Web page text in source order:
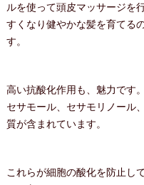
ルを使って頭皮マッサージを
すくなり健やかな髪を育てる
す。
高い抗酸化作用も、魅力です
セサモール、セサモリノール
質が含まれています。
これらが細胞の酸化を防止し